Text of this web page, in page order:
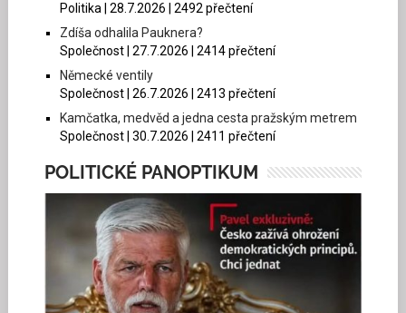
Politika | 28.7.2026 | 2492 přečtení
Zdíša odhalila Pauknera?
Společnost | 27.7.2026 | 2414 přečtení
Německé ventily
Společnost | 26.7.2026 | 2413 přečtení
Kamčatka, medvěd a jedna cesta pražským metrem
Společnost | 30.7.2026 | 2411 přečtení
POLITICKÉ PANOPTIKUM